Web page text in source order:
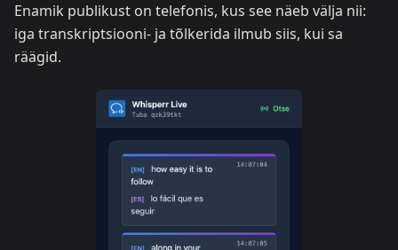
Enamik publikust on telefonis, kus see näeb välja nii:
iga transkriptsiooni- ja tõlkerida ilmub siis, kui sa
räägid.